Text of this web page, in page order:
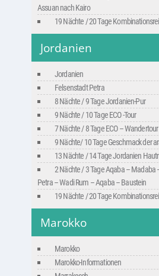
Assuan nach Kairo
19 Nächte / 20 Tage
Jordanien
Jordanien
Felsenstadt Petra
8 Nächte / 9 Tage Jordanien-Pur
9 Nächte / 10 Tage ECO -Tour
7 Nächte / 8 Tage ECO – Wandertour
9 Nächte/ 10 Tage Geschmack der
13 Nächte / 14 Tage Jordanien
2 Nächte / 3 Tage Aqaba – Madaba
Petra – Wadi Rum – Aqaba – Baustein
19 Nächte / 20 Tage
Marokko
Marokko
Marokko-Informationen